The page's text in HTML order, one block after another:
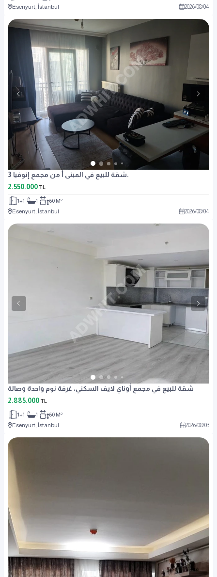
Esenyurt, İstanbul
2026/08/04
شقة للبيع في المبنى أ من مجمع إنوفيا 3.
2.550.000 TL
1+1 1
60 M²
Esenyurt, İstanbul
2026/08/04
شقة للبيع في مجمع أوناي لايف السكني، غرفة نوم واحدة وصالة
2.885.000 TL
1+1 1
60 M²
Esenyurt, İstanbul
2026/08/03